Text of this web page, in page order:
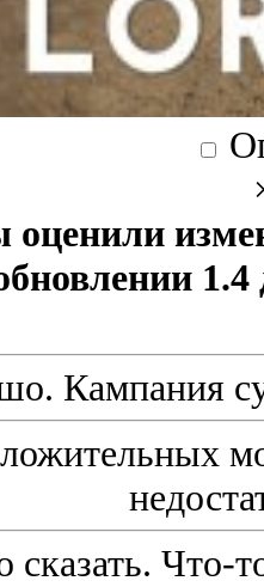
Кампания
сказать. Что-